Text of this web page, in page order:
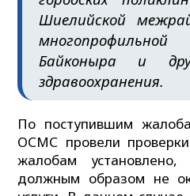
Шиелийской
Байконыра и
здравоохранения.
По поступившим
ОСМС провели
жалобам
должным образом не